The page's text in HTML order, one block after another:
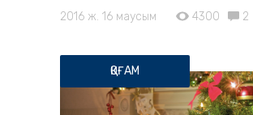
2016 ж. 16 маусым 4300 2
ҚОҒАМ